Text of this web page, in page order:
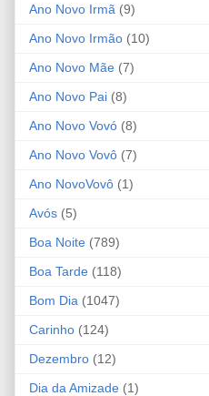
Ano Novo Irmã (9)
Ano Novo Irmão (10)
Ano Novo Mãe (7)
Ano Novo Pai (8)
Ano Novo Vovó (8)
Ano Novo Vovô (7)
Ano NovoVovô (1)
Avós (5)
Boa Noite (789)
Boa Tarde (118)
Bom Dia (1047)
Carinho (124)
Dezembro (12)
Dia da Amizade (1)